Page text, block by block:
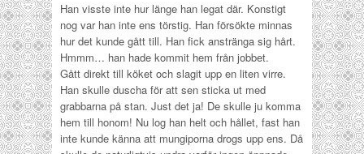
Han visste inte hur länge han legat där. Konstigt
nog var han inte ens törstig. Han försökte minnas
hur det kunde gått till. Han fick anstränga sig hårt.
Hmmm… han hade kommit hem från jobbet.
Gått direkt till köket och slagit upp en liten virre.
Han skulle duscha för att sen sticka ut med
grabbarna på stan. Just det ja! De skulle ju komma
hem till honom! Nu log han helt och hållet, fast han
inte kunde känna att mungiporna drogs upp ens. Då